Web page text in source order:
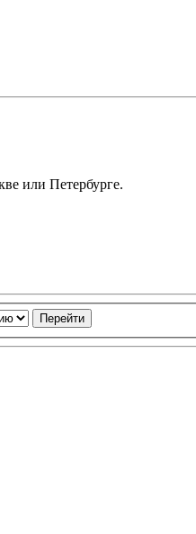
или Петербурге.